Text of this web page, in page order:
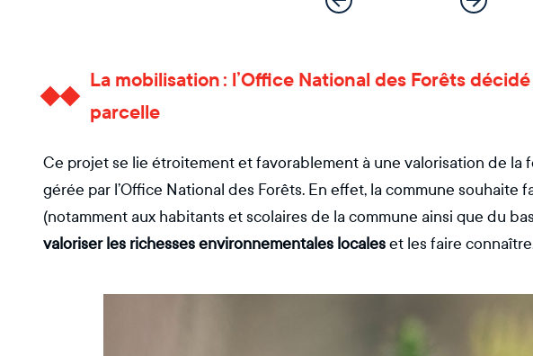
La mobilisation : l’Office National des Forêts
parcelle
Ce projet se lie étroitement et favorablement à une valorisation de la
gérée par l’Office National des Forêts. En effet, la commune souhaite
(notamment aux habitants et scolaires de la commune ainsi que du
valoriser les richesses environnementales localeset les faire